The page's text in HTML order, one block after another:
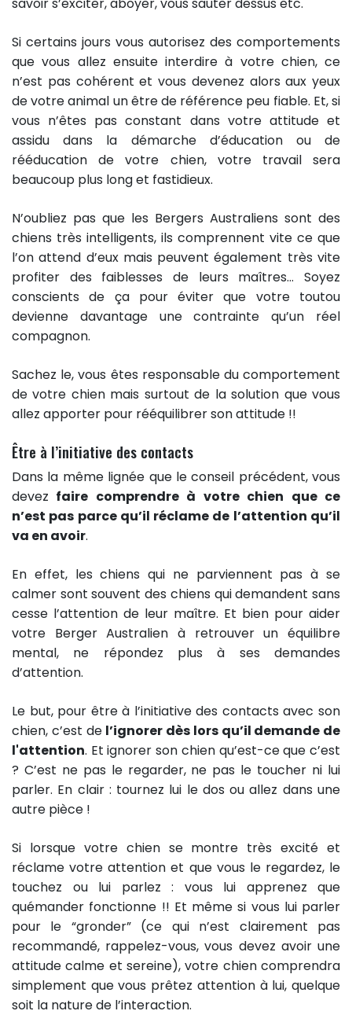
Si certains jours vous autorisez des comportements
que vous allez ensuite interdire à votre chien, ce
n’est pas cohérent et vous devenez alors aux yeux
de votre animal un être de référence peu fiable. Et, si
vous n’êtes pas constant dans votre attitude et
assidu dans la démarche d’éducation ou de
rééducation de votre chien, votre travail sera
beaucoup plus long et fastidieux.
N’oubliez pas que les Bergers Australiens sont des
chiens très intelligents, ils comprennent vite ce que
l’on attend d’eux mais peuvent également très vite
profiter des faiblesses de leurs maîtres… Soyez
conscients de ça pour éviter que votre toutou
devienne davantage une contrainte qu’un réel
compagnon.
Sachez le, vous êtes responsable du comportement
de votre chien mais surtout de la solution que vous
allez apporter pour rééquilibrer son attitude !!
Être à l’initiative des contacts
Dans la même lignée que le conseil précédent, vous
devez faire comprendre à votre chien que ce
n’est pas parce qu’il réclame de l’attention qu’il
va en avoir.
En effet, les chiens qui ne parviennent pas à se
calmer sont souvent des chiens qui demandent sans
cesse l’attention de leur maître. Et bien pour aider
votre Berger Australien à retrouver un équilibre
mental, ne répondez plus à ses demandes
d’attention.
Le but, pour être à l’initiative des contacts avec son
chien, c’est de l’ignorer dès lors qu’il demande de
l'attention. Et ignorer son chien qu’est-ce que c’est
? C’est ne pas le regarder, ne pas le toucher ni lui
parler. En clair : tournez lui le dos ou allez dans une
autre pièce !
Si lorsque votre chien se montre très excité et
réclame votre attention et que vous le regardez, le
touchez ou lui parlez : vous lui apprenez que
quémander fonctionne !! Et même si vous lui parler
pour le “gronder” (ce qui n’est clairement pas
recommandé, rappelez-vous, vous devez avoir une
attitude calme et sereine), votre chien comprendra
simplement que vous prêtez attention à lui, quelque
soit la nature de l’interaction.